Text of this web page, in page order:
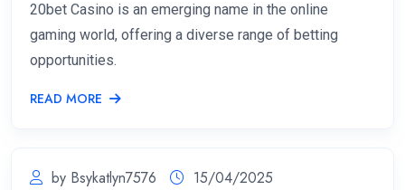
20bet Casino is an emerging name in the online
gaming world, offering a diverse range of betting
opportunities.
READ MORE
by Bsykatlyn7576
15/04/2025